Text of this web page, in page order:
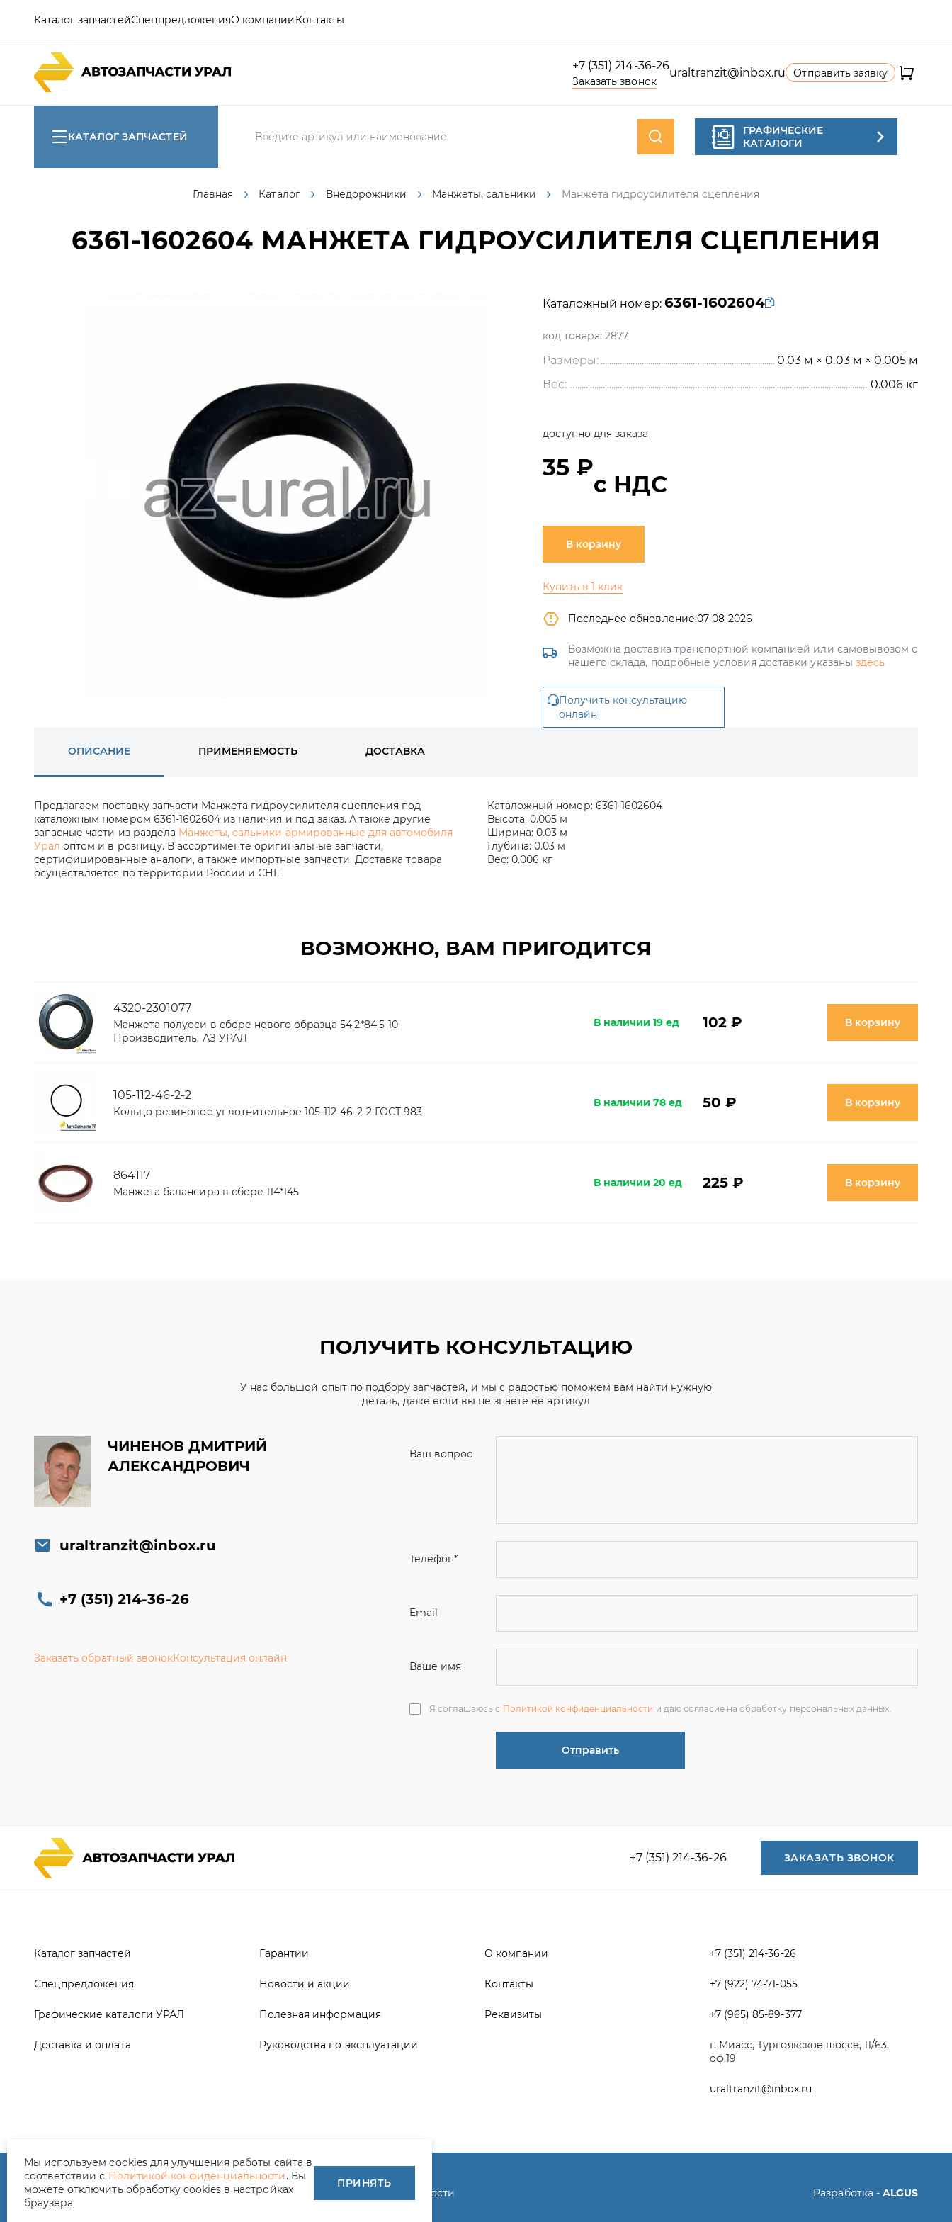
Каталог запчастейСпецпредложенияО компанииКонтакты
+7 (351) 214-36-26
Заказать звонок
uraltranzit@inbox.ru Отправить заявку
КАТАЛОГ ЗАПЧАСТЕЙ
ГРАФИЧЕСКИЕ
КАТАЛОГИ
Главная Каталог Внедорожники Манжеты, сальники Манжета гидроусилителя сцепления
6361-1602604 МАНЖЕТА ГИДРОУСИЛИТЕЛЯ СЦЕПЛЕНИЯ
Каталожный номер: 6361-1602604
код товара: 2877
Размеры:
0.03 м × 0.03 м × 0.005 м
Вес:
0.006 кг
доступно для заказа
35 ₽
с НДС
В корзину
Купить в 1 клик
Последнее обновление:07-08-2026
Возможна доставка транспортной компанией или самовывозом с
нашего склада, подробные условия доставки указаны здесь
Получить консультацию
онлайн
ОПИСАНИЕ ПРИМЕНЯЕМОСТЬ ДОСТАВКА
Предлагаем поставку запчасти Манжета гидроусилителя сцепления под
каталожным номером 6361-1602604 из наличия и под заказ. А также другие
запасные части из раздела Манжеты, сальники армированные для автомобиля
Урал оптом и в розницу. В ассортименте оригинальные запчасти,
сертифицированные аналоги, а также импортные запчасти. Доставка товара
осуществляется по территории России и СНГ.
Каталожный номер: 6361-1602604
Высота: 0.005 м
Ширина: 0.03 м
Глубина: 0.03 м
Вес: 0.006 кг
ВОЗМОЖНО, ВАМ ПРИГОДИТСЯ
4320-2301077
Манжета полуоси в сборе нового образца 54,2*84,5-10
Производитель: АЗ УРАЛ
В наличии 19 ед 102 ₽ В корзину
105-112-46-2-2
Кольцо резиновое уплотнительное 105-112-46-2-2 ГОСТ 983
В наличии 78 ед 50 ₽ В корзину
864117
Манжета балансира в сборе 114*145
В наличии 20 ед 225 ₽ В корзину
ПОЛУЧИТЬ КОНСУЛЬТАЦИЮ
У нас большой опыт по подбору запчастей, и мы с радостью поможем вам найти нужную
деталь, даже если вы не знаете ее артикул
ЧИНЕНОВ ДМИТРИЙ
АЛЕКСАНДРОВИЧ
uraltranzit@inbox.ru
+7 (351) 214-36-26
Заказать обратный звонокКонсультация онлайн
Ваш вопрос
Я соглашаюсь с
Отправить
Каталог запчастей +7 (351) 214-36-26
оф.19
uraltranzit@inbox.ru
Мы используем cookies для улучшения работы сайта в
соответствии с Политикой конфиденциальности. Вы
можете отключить обработку cookies в настройках
браузера
ПРИНЯТЬ